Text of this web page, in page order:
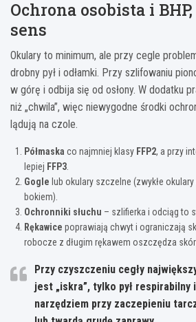
Ochrona osobista i
sens
Okulary to minimum, ale przy cegle
drobny pył i odłamki. Przy szlifowaniu
w górę i odbija się od osłony. W dodatku
niż „chwila”, więc niewygodne środki
lądują na czole.
Półmaska co najmniej klasy FFP2, a przy
lepiej FFP3.
Gogle lub okulary szczelne (zwykłe
bokiem).
Ochronniki słuchu – szlifierka i odciąg to
Rękawice poprawiają chwyt i ograniczają
robocze z długim rękawem oszczędza
Przy czyszczeniu cegły
jest „iskra”, tylko pył respirabilny
narzędziem przy zaczepieniu